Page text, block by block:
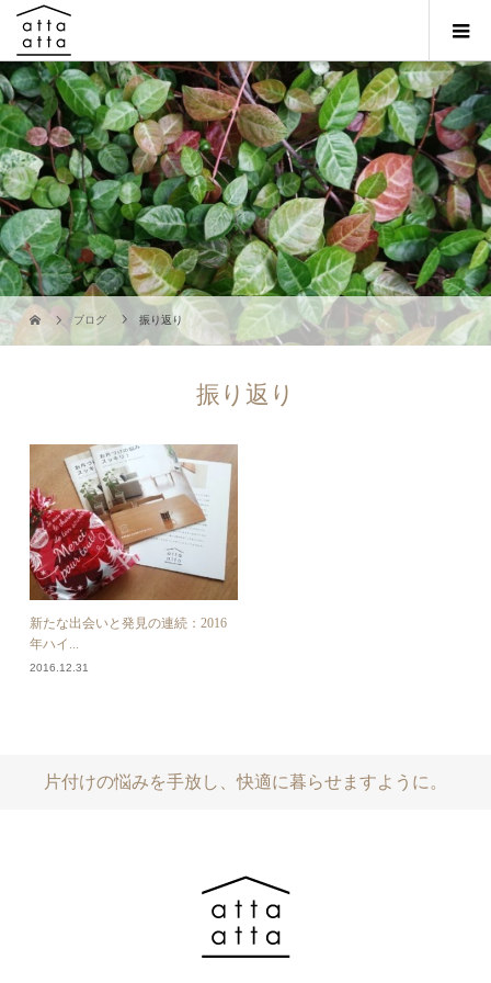
ブログ 振り返り
振り返り
新たな出会いと発見の連続：2016
年ハイ...
2016.12.31
片付けの悩みを手放し、快適に暮らせますように。